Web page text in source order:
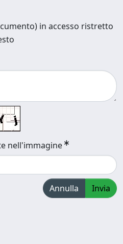
in accesso ristretto
nell'immagine
Annulla Invia